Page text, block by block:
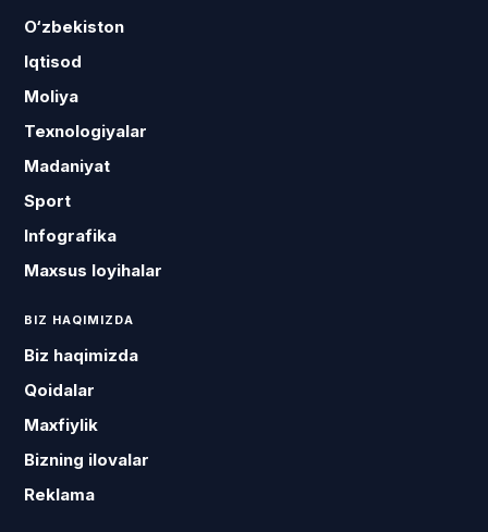
O‘zbekiston
Iqtisod
Moliya
Texnologiyalar
Madaniyat
Sport
Infografika
Maxsus loyihalar
BIZ HAQIMIZDA
Biz haqimizda
Qoidalar
Maxfiylik
Bizning ilovalar
Reklama